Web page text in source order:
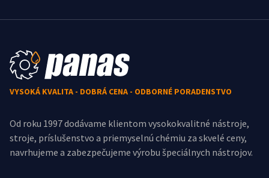
VYSOKÁ KVALITA - DOBRÁ CENA - ODBORNÉ PORADENSTVO
Od roku 1997 dodávame klientom vysokokvalitné nástroje,
stroje, príslušenstvo a priemyselnú chémiu za skvelé ceny,
navrhujeme a zabezpečujeme výrobu špeciálnych nástrojov.